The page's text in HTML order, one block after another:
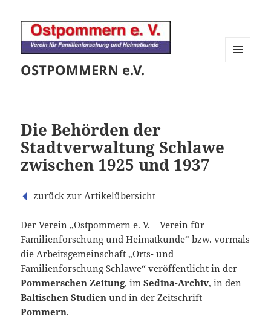
OSTPOMMERN e.V.
Die Behörden der
Stadtverwaltung Schlawe
zwischen 1925 und 1937
zurück zur Artikelübersicht
Der Verein „Ostpommern e. V. – Verein für
Familienforschung und Heimatkunde“ bzw. vormals
die Arbeitsgemeinschaft „Orts- und
Familienforschung Schlawe“ veröffentlicht in der
Pommerschen Zeitung, imSedina-Archiv, in den
Baltischen Studien und in der Zeitschrift
Pommern.